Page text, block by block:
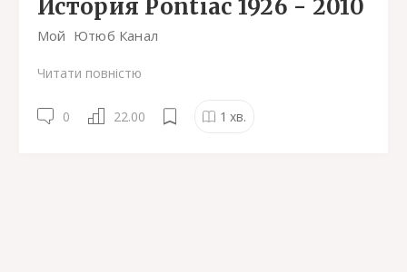
История Pontiac 1926 - 2010
Мой Ютюб Канал
Читати повністю
0 22.00 1 хв.